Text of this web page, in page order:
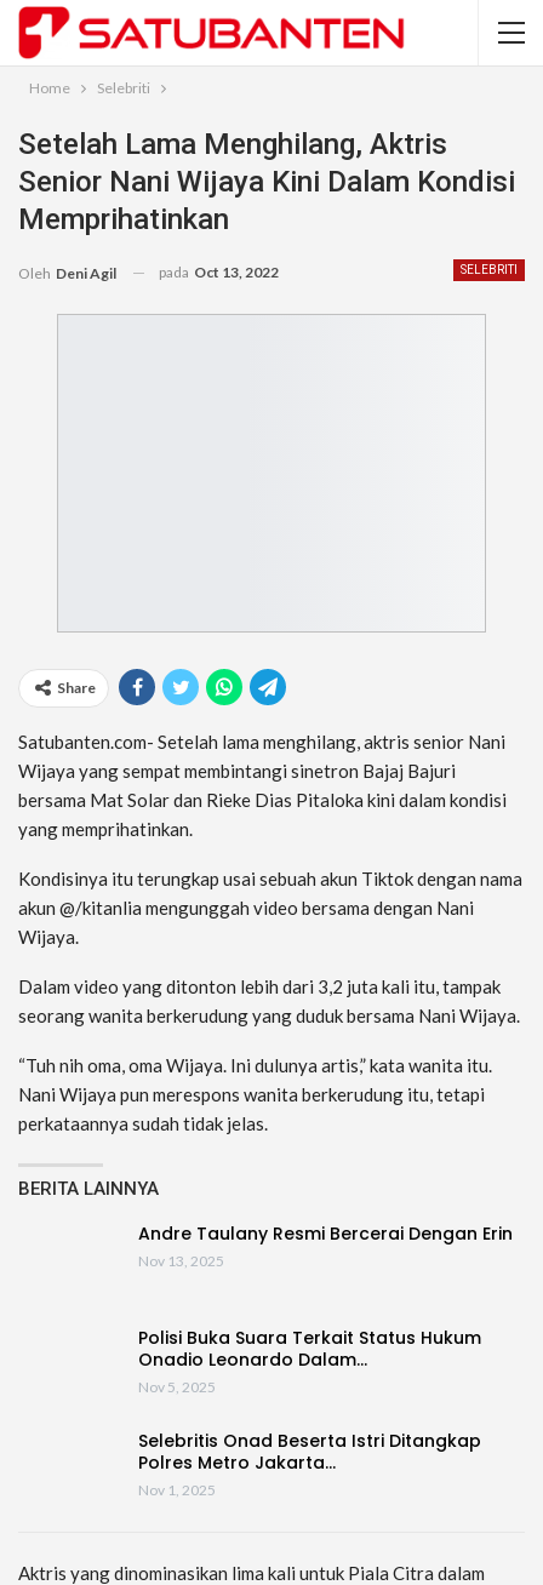
Home Selebriti
Setelah Lama Menghilang, Aktris
Senior Nani Wijaya Kini Dalam Kondisi
Memprihatinkan
SELEBRITI
Oleh Deni Agil pada Oct 13, 2022
Share
Satubanten.com- Setelah lama menghilang, aktris senior Nani
Wijaya yang sempat membintangi sinetron Bajaj Bajuri
bersama Mat Solar dan Rieke Dias Pitaloka kini dalam kondisi
yang memprihatinkan.
Kondisinya itu terungkap usai sebuah akun Tiktok dengan nama
akun @/kitanlia mengunggah video bersama dengan Nani
Wijaya.
Dalam video yang ditonton lebih dari 3,2 juta kali itu, tampak
seorang wanita berkerudung yang duduk bersama Nani Wijaya.
“Tuh nih oma, oma Wijaya. Ini dulunya artis,” kata wanita itu.
Nani Wijaya pun merespons wanita berkerudung itu, tetapi
perkataannya sudah tidak jelas.
BERITA LAINNYA
Andre Taulany Resmi Bercerai Dengan Erin
Nov 13, 2025
Polisi Buka Suara Terkait Status Hukum
Onadio Leonardo Dalam…
Nov 5, 2025
Selebritis Onad Beserta Istri Ditangkap
Polres Metro Jakarta…
Nov 1, 2025
Aktris yang dinominasikan lima kali untuk Piala Citra dalam